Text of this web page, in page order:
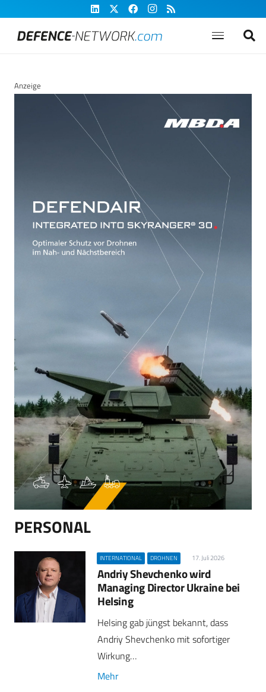
Anzeige
PERSONAL
INTERNATIONAL DROHNEN 17. Juli 2026
Andriy Shevchenko wird
Managing Director Ukraine bei
Helsing
Helsing gab jüngst bekannt, dass
Andriy Shevchenko mit sofortiger
Wirkung…
Mehr